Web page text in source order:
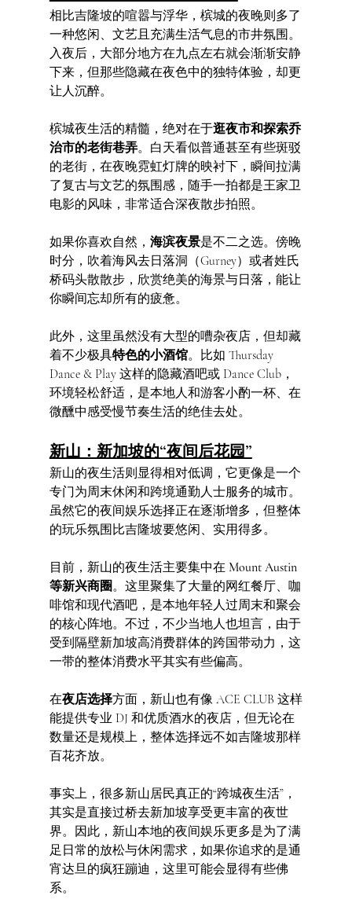
相比吉隆坡的喧嚣与浮华，槟城的夜晚则多了
一种悠闲、文艺且充满生活气息的市井氛围。
入夜后，大部分地方在九点左右就会渐渐安静
下来，但那些隐藏在夜色中的独特体验，却更
让人沉醉。
槟城夜生活的精髓，绝对在于逛夜市和探索乔
治市的老街巷弄。白天看似普通甚至有些斑驳
的老街，在夜晚霓虹灯牌的映衬下，瞬间拉满
了复古与文艺的氛围感，随手一拍都是王家卫
电影的风味，非常适合深夜散步拍照。
如果你喜欢自然， 海滨夜景是不二之选。傍晚
时分，吹着海风去日落洞（Gurney）或者姓氏
桥码头散散步，欣赏绝美的海景与日落，能让
你瞬间忘却所有的疲惫。
此外，这里虽然没有大型的嘈杂夜店，但却藏
着不少极具特色的小酒馆。比如 Thursday
Dance & Play 这样的隐藏酒吧或 Dance Club，
环境轻松舒适，是本地人和游客小酌一杯、在
微醺中感受慢节奏生活的绝佳去处。
新山：新加坡的“夜间后花园”
新山的夜生活则显得相对低调，它更像是一个
专门为周末休闲和跨境通勤人士服务的城市。
虽然它的夜间娱乐选择正在逐渐增多，但整体
的玩乐氛围比吉隆坡要悠闲、实用得多。
目前，新山的夜生活主要集中在 Mount Austin
等新兴商圈。这里聚集了大量的网红餐厅、咖
啡馆和现代酒吧，是本地年轻人过周末和聚会
的核心阵地。不过，不少当地人也坦言，由于
受到隔壁新加坡高消费群体的跨国带动力，这
一带的整体消费水平其实有些偏高。
在夜店选择方面，新山也有像 ACE CLUB 这样
能提供专业 DJ 和优质酒水的夜店，但无论在
数量还是规模上，整体选择远不如吉隆坡那样
百花齐放。
事实上，很多新山居民真正的“跨城夜生活”，
其实是直接过桥去新加坡享受更丰富的夜世
界。因此，新山本地的夜间娱乐更多是为了满
足日常的放松与休闲需求，如果你追求的是通
宵达旦的疯狂蹦迪，这里可能会显得有些佛
系。